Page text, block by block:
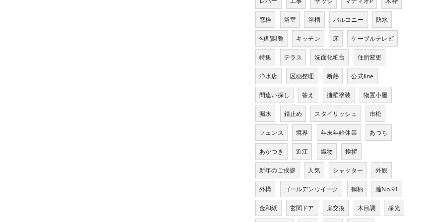
窓枠 浴室 浴槽 バルコニー 防水
勾配調整 キッチン 床 ケーブルテレビ
特集 テラス 洗面化粧台 住所変更
浄水店 区画整理 断熱 公式line
間違い探し 答え 擁壁塗装 物置小屋
漏水 錆止め スタイリッシュ 市松
フェンス 境界 年末年始休業 あづち
あかつき 近江 織物 挨拶
新年のご挨拶 人気 シャッター 外観
外構 ゴールデンウイーク 鶴柄 漣No.91
金和紙 玄関ドア 扉交換 木目調 採光